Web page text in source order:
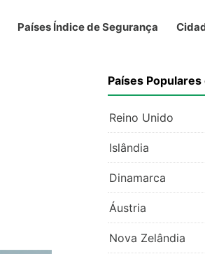
Países Índice de Segurança
Países
Reino Unido
Islândia
Dinamarca
Áustria
Nova Zelândia